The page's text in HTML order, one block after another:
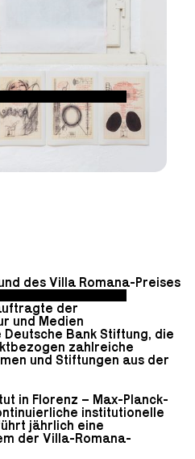
des Villa Romana-Preises
der
und Medien
Bank Stiftung, die
zahlreiche
und Stiftungen aus der
in Florenz – Max-Planck-
institutionelle
jährlich eine
der Villa-Romana-